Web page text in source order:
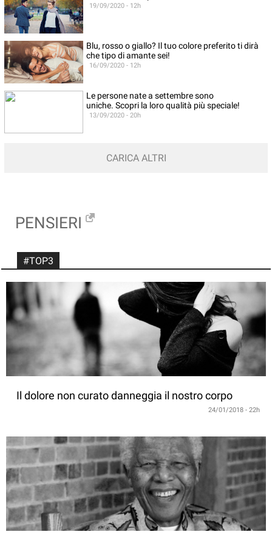
19/09/2020 - 12h
Blu, rosso o giallo? Il tuo colore preferito ti dirà
che tipo di amante sei!
16/09/2020 - 12h
Le persone nate a settembre sono
uniche. Scopri la loro qualità più speciale!
13/09/2020 - 20h
CARICA ALTRI
PENSIERI
#TOP3
Il dolore non curato danneggia il nostro corpo
24/01/2018 - 22h